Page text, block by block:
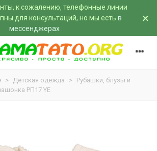
к сожалению, телефонные линии
для консультаций, но мы есть в
мессенджерах
×
> Детская одежда > Рубашки, блузы и
РП17 YE